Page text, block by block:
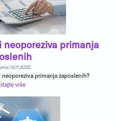
neoporeziva primanja
15.11.2022.
primanja zaposlenih?
više